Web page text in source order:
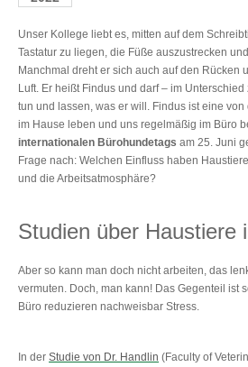
Unser Kollege liebt es, mitten auf dem
Tastatur zu liegen, die Füße auszustrecken
Manchmal dreht er sich auch auf den Rücken
Luft. Er heißt Findus und darf – im
tun und lassen, was er will. Findus ist eine von
im Hause leben und uns regelmäßig im Büro
internationalen Bürohundetags am 25. Juni
Frage nach:Welchen Einfluss haben
und die Arbeitsatmosphäre?
Studien über Haustiere
Aber so kann man doch nicht arbeiten, das
vermuten. Doch, man kann! Das Gegenteil ist
Büro reduzieren nachweisbar Stress.
In derStudie von Dr. Handlin (Faculty of